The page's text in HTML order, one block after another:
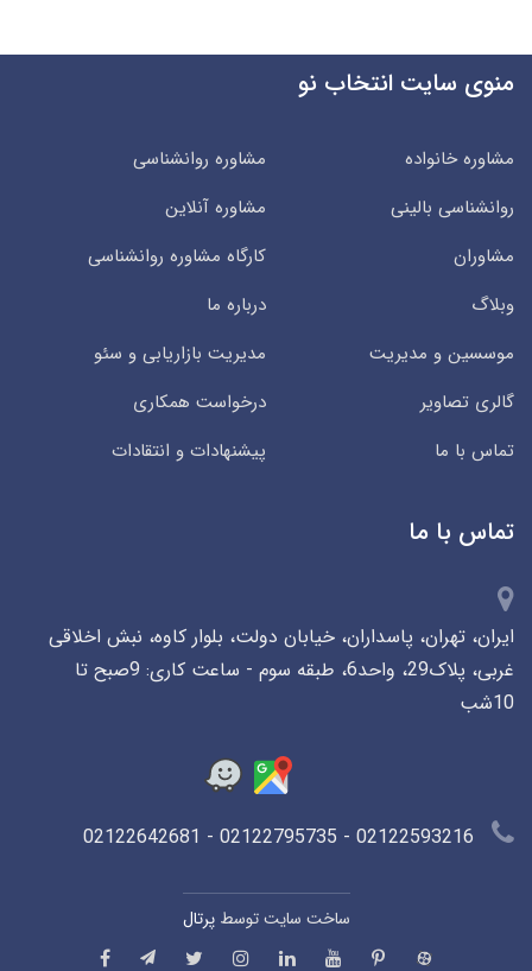
منوی سایت انتخاب نو
مشاوره خانواده
مشاوره روانشناسی
روانشناسی بالینی
مشاوره آنلاین
مشاوران
کارگاه مشاوره روانشناسی
وبلاگ
درباره ما
موسسین و مدیریت
مدیریت بازاریابی و سئو
گالری تصاویر
درخواست همکاری
تماس با ما
پیشنهادات و انتقادات
تماس با ما
ایران، تهران، پاسداران، خیابان دولت، بلوار کاوه، نبش اخلاقی
غربی، پلاک29، واحد6، طبقه سوم - ساعت کاری: 9صبح تا
10شب
ساخت سایت توسطپرتال